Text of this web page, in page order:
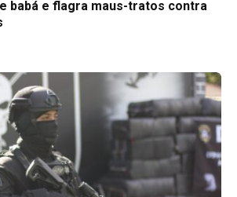
babá e flagra maus-tratos contra